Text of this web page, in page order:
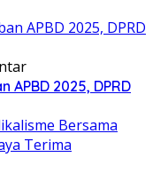
2025, DPRD